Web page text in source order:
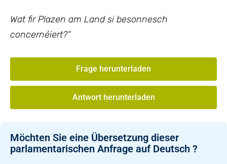
Wat fir Plazen am Land si besonnesch
concernéiert?“
Frage herunterladen
Antwort herunterladen
Möchten Sie eine Übersetzung dieser
parlamentarischen Anfrage auf Deutsch ?